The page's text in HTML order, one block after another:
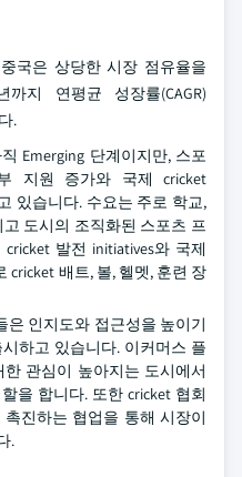
국은 상당한 시장 점유율을
까지 연평균 성장률(CAGR)
.
Emerging 단계이지만, 스포
지원 증가와 국제 cricket
있습니다. 수요는 주로 학교,
도시의 조직화된 스포츠 프
발전 initiatives와 국제
cricket 배트, 볼, 헬멧, 훈련 장
인지도와 접근성을 높이기
하고 있습니다. 이커머스 플
관심이 높아지는 도시에서
을 합니다. 또한 cricket 협회
진하는 협업을 통해 시장이
.